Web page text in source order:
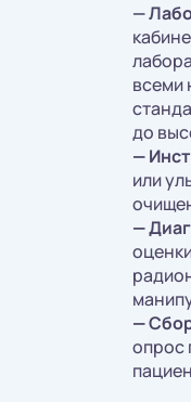
—
всеми
до
—
или
—
—
опрос